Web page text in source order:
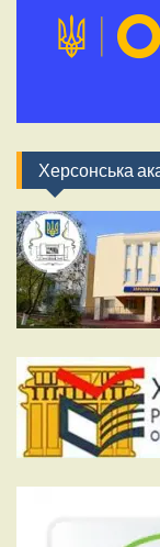
Херсонська